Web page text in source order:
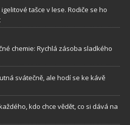
tašce v lese. Rodiče se ho
chemie: Rychlá zásoba sladkého
svátečně, ale hodí se ke kávě
kdo chce vědět, co si dává na